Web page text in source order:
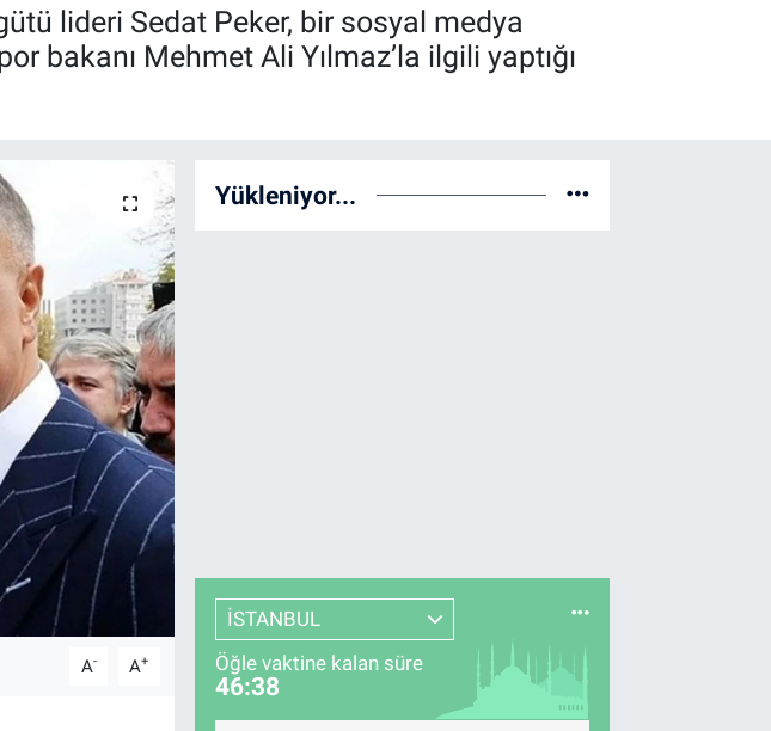
lideri Sedat Peker, bir sosyal medya
bakanı Mehmet Ali Yılmaz’la ilgili yaptığı
A- A+
Yükleniyor...
İSTANBUL
Öğle vaktine kalan süre
46:37